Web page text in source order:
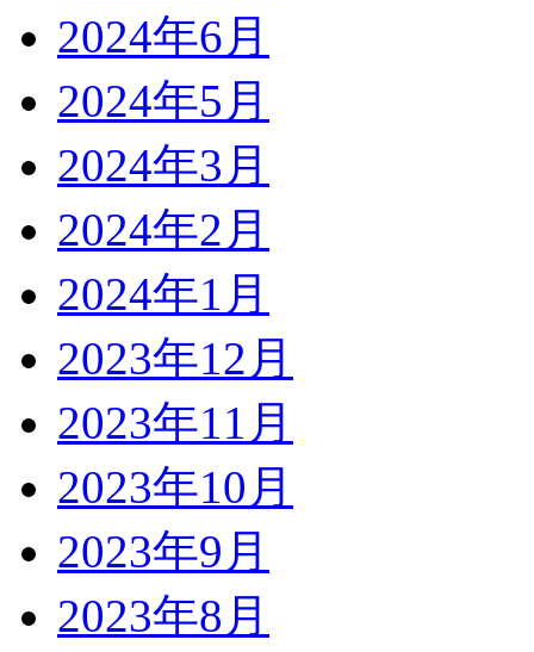
2024年6月
2024年5月
2024年3月
2024年2月
2024年1月
2023年12月
2023年11月
2023年10月
2023年9月
2023年8月